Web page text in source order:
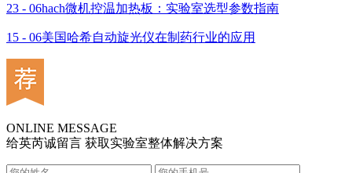
23 - 06hach微机控温加热板：实验室选型参数指南
15 - 06美国哈希自动旋光仪在制药行业的应用
ONLINE MESSAGE
给英芮诚留言 获取实验室整体解决方案